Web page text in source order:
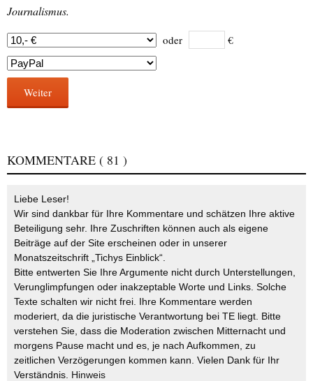
Journalismus.
oder €
Weiter
KOMMENTARE ( 81 )
Liebe Leser!
Wir sind dankbar für Ihre Kommentare und schätzen Ihre aktive
Beteiligung sehr. Ihre Zuschriften können auch als eigene
Beiträge auf der Site erscheinen oder in unserer
Monatszeitschrift „Tichys Einblick“.
Bitte entwerten Sie Ihre Argumente nicht durch Unterstellungen,
Verunglimpfungen oder inakzeptable Worte und Links. Solche
Texte schalten wir nicht frei. Ihre Kommentare werden
moderiert, da die juristische Verantwortung bei TE liegt. Bitte
verstehen Sie, dass die Moderation zwischen Mitternacht und
morgens Pause macht und es, je nach Aufkommen, zu
zeitlichen Verzögerungen kommen kann. Vielen Dank für Ihr
Verständnis. Hinweis